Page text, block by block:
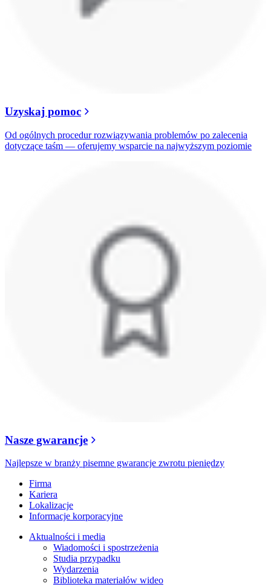
Uzyskaj pomoc
Od ogólnych procedur rozwiązywania problemów po zalecenia
dotyczące taśm — oferujemy wsparcie na najwyższym poziomie
Nasze gwarancje
Najlepsze w branży pisemne gwarancje zwrotu pieniędzy
Firma
Kariera
Lokalizacje
Informacje korporacyjne
Aktualności i media
Wiadomości i spostrzeżenia
Studia przypadku
Wydarzenia
Biblioteka materiałów wideo